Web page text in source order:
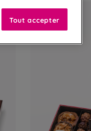
Tout accepter